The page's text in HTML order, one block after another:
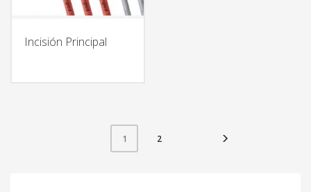
Incisión Principal
1 2